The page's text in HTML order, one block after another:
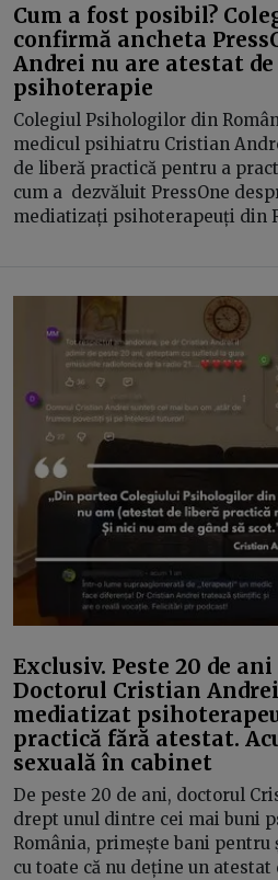
Cum a fost posibil?
confirmă ancheta
Andrei nu are atestat
psihoterapie
Colegiul Psihologilor din
medicul psihiatru Cristian
de liberă practică pentru a
cum a dezvăluit PressOne
mediatizați psihoterapeuți din
Exclusiv. Peste 20 de
Doctorul Cristian
mediatizat
practică fără atestat.
sexuală în cabinet
De peste 20 de ani, doctorul
drept unul dintre cei mai buni
România, primește bani
cu toate că nu deține un